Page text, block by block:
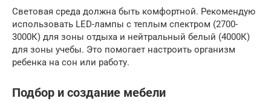
Световая среда должна быть комфортной. Рекомендую
использовать LED-лампы с теплым спектром (2700-
3000К) для зоны отдыха и нейтральный белый (4000К)
для зоны учебы. Это помогает настроить организм
ребенка на сон или работу.
Подбор и создание мебели